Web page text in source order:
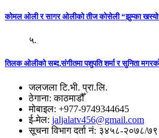
कोमल ओली र सागर ओलीको तीज कोसेली “झुम्का
५.
तिलक ओलीको सब्द,संगीतमा पशुपति शर्मा र सुनिता
जलजला टि.भी. प्रा.लि.
ठेगाना: काठमाडौँ
मोबाइल: +977-9749344645
ई-मेल: jaljalatv456@gmail.com
सूचना विभाग दर्ता नं: ३४५८-२०७८/